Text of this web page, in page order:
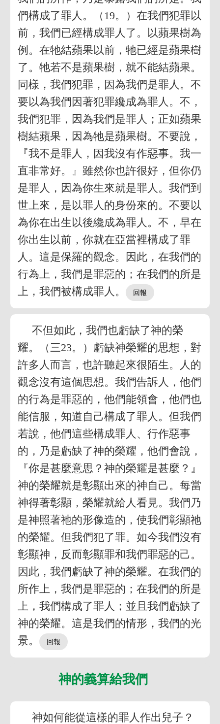
們構成了罪人。（19。）在我們犯罪以
前，我們已經構成罪人了。以蘋果樹為
例。在牠結蘋果以前，牠已經是蘋果樹
了。牠若不是蘋果樹，就不能結蘋果。
同樣，我們犯罪，因為我們是罪人。不
要以為我們因著犯罪纔成為罪人。不，
我們犯罪，因為我們是罪人；正如蘋果
樹結蘋果，因為牠是蘋果樹。不要說，
『我不是罪人，因我沒有作惡事。我一
直非常好。』雖然你也許很好，但你仍
是罪人，因為你生來就是罪人。我們到
世上來，是以罪人的身份來的。不要以
為你在出生以後纔成為罪人。不，早在
你出生以前，你就在亞當裡構成了罪
人。這是保羅的觀念。因此，在我們的
行為上，我們是罪惡的；在我們的所是
上，我們被構成罪人。
不但如此，我們也虧缺了神的榮
耀。（三23。）虧缺神榮耀的思想，對
許多人而言，也許聽起來很陌生。人的
觀念沒有這個思想。我們告訴人，他們
的行為是罪惡的，他們能領會，他們也
能信服，知道自己構成了罪人。但我們
若說，他們這些構成罪人、行作惡事
的，乃是虧缺了神的榮耀，他們會說，
『你是甚麼意思？神的榮耀是甚麼？』
神的榮耀就是彰顯出來的神自己。每當
神得著彰顯，榮耀就給人看見。我們乃
是神照著祂的形像造的，使我們彰顯祂
的榮耀。但我們犯了罪。如今我們沒有
彰顯神，反而彰顯罪和我們罪惡的己。
因此，我們虧缺了神的榮耀。在我們的
所作上，我們是罪惡的；在我們的所是
上，我們構成了罪人；並且我們虧缺了
神的榮耀。這是我們的情形，我們的光
景。
神的義算給我們
神如何能從這樣的罪人作出兒子？